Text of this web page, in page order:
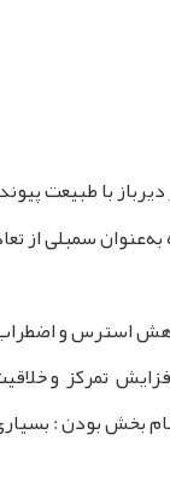
دیرباز با طبیعت
به‌عنوان سمبلی از
استرس و
تمرکز و
بخش بودن :